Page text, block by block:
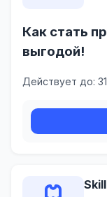
Как стать
выгодой!
Действует до: